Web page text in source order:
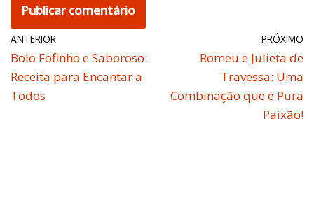
ANTERIOR
Bolo Fofinho e Saboroso:
Receita para Encantar a
Todos
PRÓXIMO
Romeu e Julieta de
Travessa: Uma
Combinação que é Pura
Paixão!